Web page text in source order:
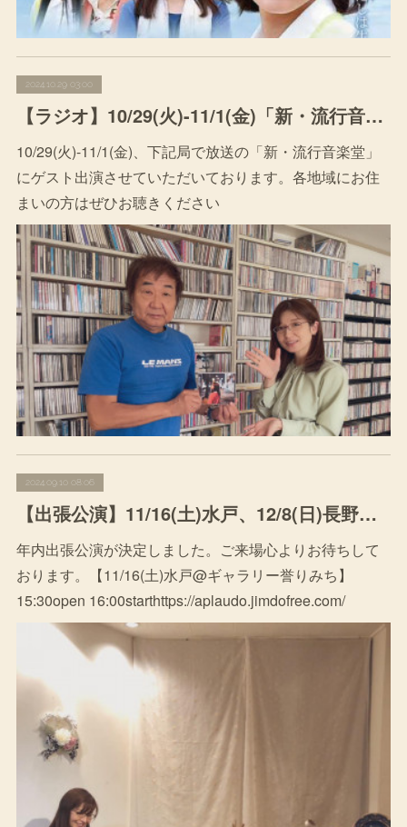
2024.10.29 03:00
【ラジオ】10/29(火)-11/1(金)「新・流行音楽堂」
10/29(火)-11/1(金)、下記局で放送の「新・流行音楽堂」
にゲスト出演させていただいております。各地域にお住
まいの方はぜひお聴きください
2024.09.10 08:06
【出張公演】11/16(土)水戸、12/8(日)長野公演決定
年内出張公演が決定しました。ご来場心よりお待ちして
おります。【11/16(土)水戸@ギャラリー誉りみち】
15:30open 16:00starthttps://aplaudo.jimdofree.com/